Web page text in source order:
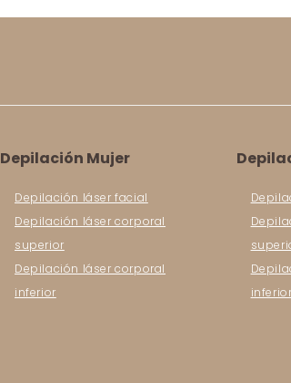
Depilación Mujer
Depilación láser facial
Depilación láser corporal
superior
Depilación láser corporal
inferior